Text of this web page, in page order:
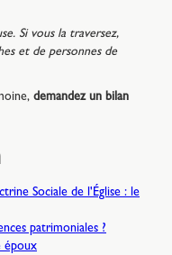
Si vous la traversez,
et de personnes de
demandez un bilan
Sociale de l'Église : le
patrimoniales ?
époux